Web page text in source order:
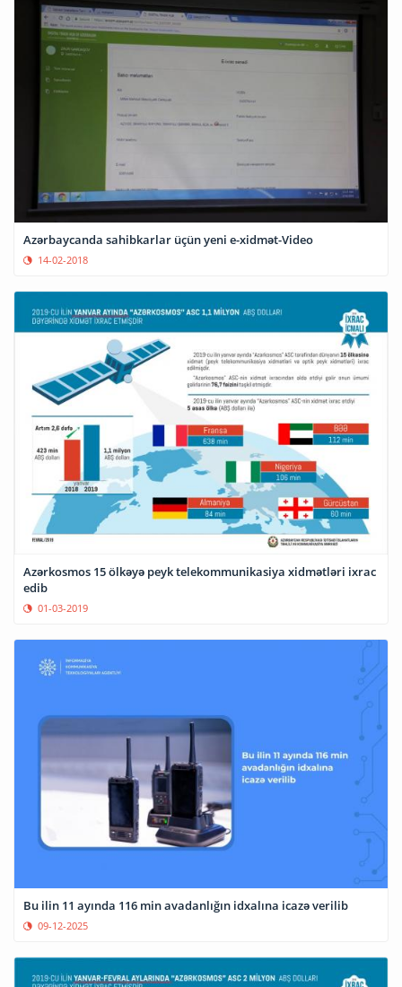
Azərbaycanda sahibkarlar üçün yeni e-xidmət-Video
14-02-2018
Azərkosmos 15 ölkəyə peyk telekommunikasiya xidmətləri ixrac
edib
01-03-2019
Bu ilin 11 ayında 116 min avadanlığın idxalına icazə verilib
09-12-2025